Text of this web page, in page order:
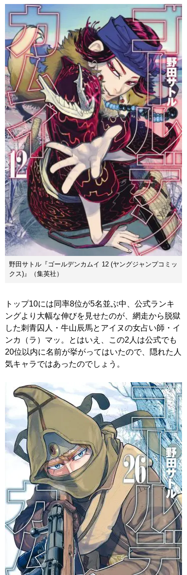
野田サトル『ゴールデンカムイ 12 (ヤングジャンプコミッ
クス)』（集英社）
トップ10には同率8位が5名並ぶ中、公式ランキ
ングより大幅な伸びを見せたのが、網走から脱獄
した刺青囚人・牛山辰馬とアイヌの女占い師・イ
ンカ（ラ）マッ。とはいえ、この2人は公式でも
20位以内に名前が挙がってはいたので、隠れた人
気キャラではあったのでしょう。